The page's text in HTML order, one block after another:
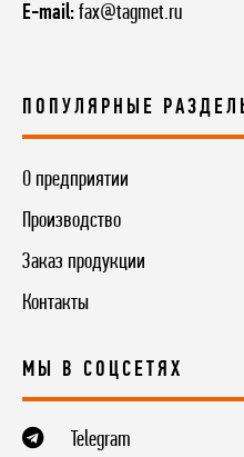
E-mail: fax@tagmet.ru
ПОПУЛЯРНЫЕ
О предприятии
Производство
Заказ продукции
Контакты
МЫ В СОЦСЕТЯХ
Telegram